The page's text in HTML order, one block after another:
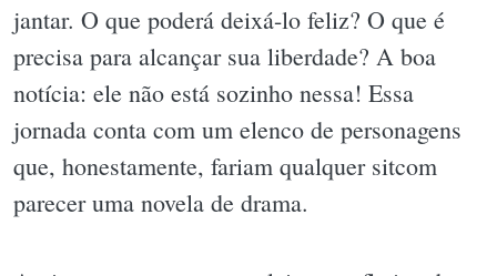
jantar. O que poderá deixá-lo feliz? O que é
precisa para alcançar sua liberdade? A boa
notícia: ele não está sozinho nessa! Essa
jornada conta com um elenco de personagens
que, honestamente, fariam qualquer sitcom
parecer uma novela de drama.